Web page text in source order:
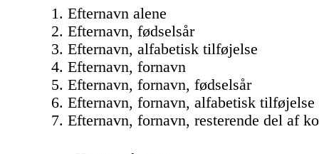
1. Efternavn alene
2. Efternavn, fødselsår
3. Efternavn, alfabetisk tilføjelse
4. Efternavn, fornavn
5. Efternavn, fornavn, fødselsår
6. Efternavn, fornavn, alfabetisk tilføjelse
7. Efternavn, fornavn, resterende del af